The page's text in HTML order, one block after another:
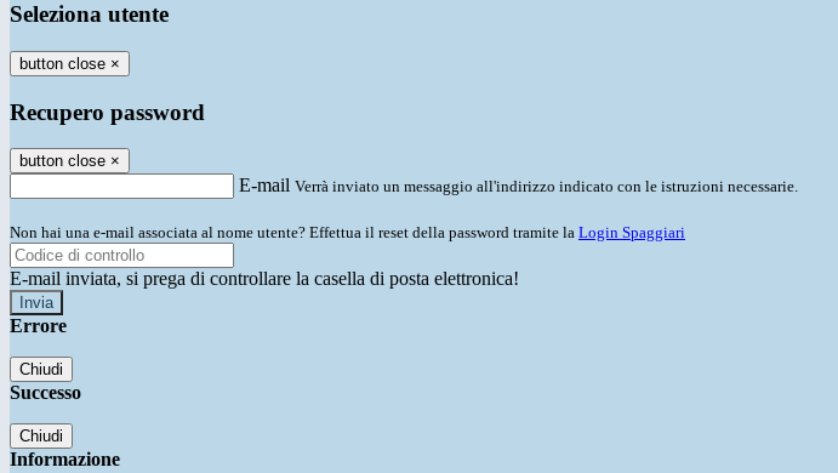
Seleziona utente
button close ×
Recupero password
button close ×
E-mail Verrà inviato un messaggio all'indirizzo indicato con le istruzioni necessarie.
Non hai una e-mail associata al nome utente? Effettua il reset della password tramite la Login Spaggiari
E-mail inviata, si prega di controllare la casella di posta elettronica!
Errore
Chiudi
Successo
Chiudi
Informazione